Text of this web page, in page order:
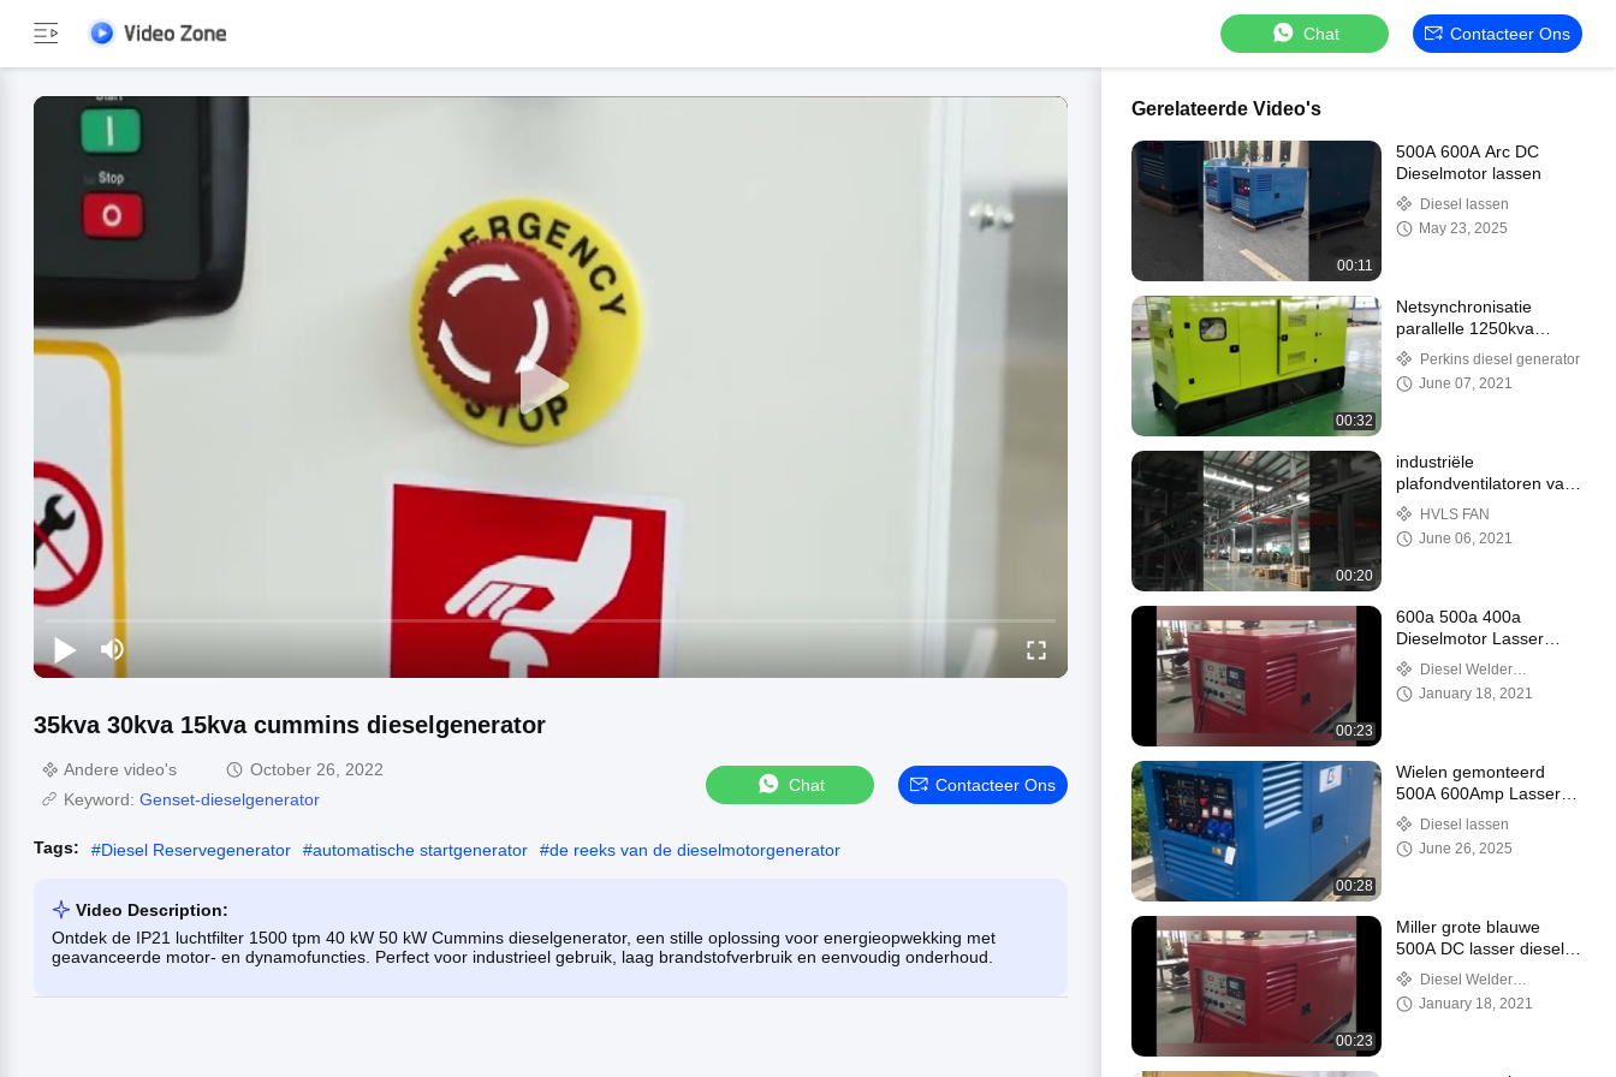
Chat Contacteer Ons
35kva 30kva 15kva cummins dieselgenerator
Andere video's
October 26, 2022
Keyword: Genset-dieselgenerator
Chat Contacteer Ons
Tags: #Diesel Reservegenerator #automatische startgenerator #de reeks van de dieselmotorgenerator
Video Description:
Ontdek de IP21 luchtfilter 1500 tpm 40 kW 50 kW Cummins dieselgenerator, een stille oplossing voor energieopwekking met
geavanceerde motor- en dynamofuncties. Perfect voor industrieel gebruik, laag brandstofverbruik en eenvoudig onderhoud.
Gerelateerde Video's
00:11
500A 600A Arc DC
Dieselmotor lassen
Diesel lassen
May 23, 2025
00:32
Netsynchronisatie
parallelle 1250kva
perkins dieselgenerator
1mw 24V DC startmotor
Perkins diesel generator
June 07, 2021
00:20
industriële
plafondventilatoren van
1.1kw 363000CFM 16ft
20ft HVLS voor
magazijn
HVLS FAN
June 06, 2021
00:23
600a 500a 400a
Dieselmotor Lasser
Generator TIG MMA DC
Lasmachine
Diesel Welder
Generator
January 18, 2021
00:28
Wielen gemonteerd
500A 600Amp Lasser
Diesel Lasmachine
generator
Diesel lassen
June 26, 2025
00:23
Miller grote blauwe
500A DC lasser diesel
lasmachine generator
10kw
Diesel Welder
Generator
January 18, 2021